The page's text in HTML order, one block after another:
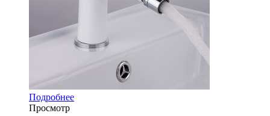
Подробнее
Просмотр